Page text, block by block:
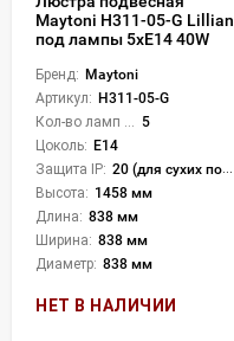
Maytoni H311-05-G Lillian
под лампы 5xE14 40W
Бренд: Maytoni
Артикул: H311-05-G
5
Цоколь: E14
Защита IP: 20 (для сухих пом.)
Высота: 1458 мм
Длина: 838 мм
Ширина: 838 мм
Диаметр: 838 мм
НЕТ В НАЛИЧИИ